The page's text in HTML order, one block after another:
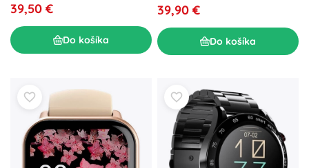
39,50 €
Do košíka
39,90 €
Do košíka